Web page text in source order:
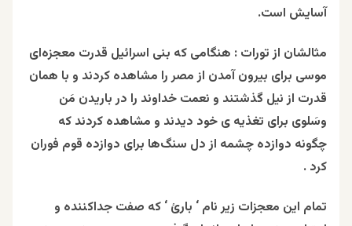
آسایش است.
مثالشان از تورات : هنگامی که بنی اسرائیل قدرت معجزه‌ای
موسی برای بیرون آمدن از مصر را مشاهده کردند و با همان
قدرت از نیل گذشتند و نعمت خداوند را در باریدن مَن
وسَلوی برای تغذیه ‌ی خود دیدند و مشاهده کردند که
چگونه دوازده چشمه از دل سنگ‌ها برای دوازده قوم فوران
کرد .
تمام این معجزات زیر نام ‘ بارئ ‘ که صفت جداکننده و